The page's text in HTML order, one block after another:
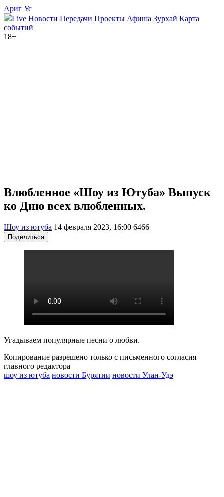
Ариг Ус
Live Новости Передачи Проекты Афиша Зурхай Карта
событий
18+
Влюбленное «Шоу из Ютуба» Выпуск
ко Дню всех влюбленных.
Шоу из ютуба 14 февраля 2023, 16:00 6466
Поделиться
Угадываем популярные песни о любви.
Копирование разрешено только с письменного согласия
главного редактора
шоу из ютуба новости Бурятии новости Улан-Удэ